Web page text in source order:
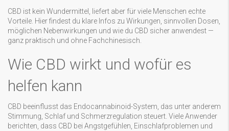
CBD ist kein Wundermittel, liefert aber für viele Menschen echte
Vorteile. Hier findest du klare Infos zu Wirkungen, sinnvollen Dosen,
möglichen Nebenwirkungen und wie du CBD sicher anwendest —
ganz praktisch und ohne Fachchinesisch.
Wie CBD wirkt und wofür es
helfen kann
CBD beeinflusst das Endocannabinoid-System, das unter anderem
Stimmung, Schlaf und Schmerzregulation steuert. Viele Anwender
berichten, dass CBD bei Angstgefühlen, Einschlafproblemen und